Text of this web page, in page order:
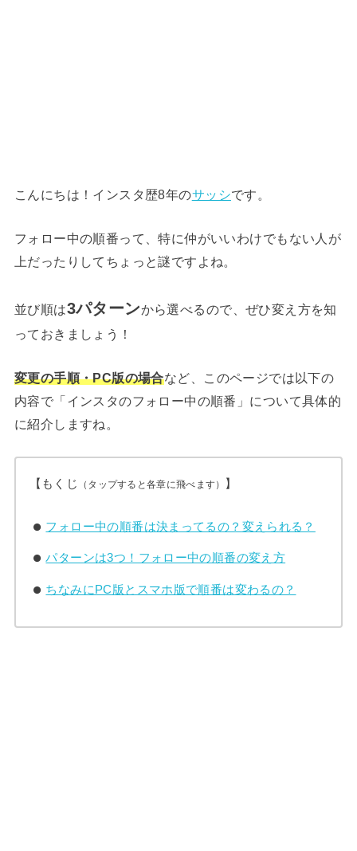
こんにちは！インスタ歴8年のサッシです。
フォロー中の順番って、特に仲がいいわけでもない人が
上だったりしてちょっと謎ですよね。
並び順は3パターンから選べるので、ぜひ変え方を知
っておきましょう！
変更の手順・PC版の場合など、このページでは以下の
内容で「インスタのフォロー中の順番」について具体的
に紹介しますね。
【もくじ （タップすると各章に飛べます） 】
フォロー中の順番は決まってるの？変えられる？
パターンは3つ！フォロー中の順番の変え方
ちなみにPC版とスマホ版で順番は変わるの？